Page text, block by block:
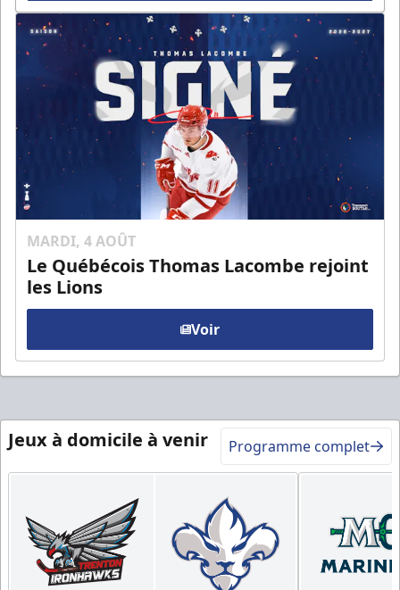
MARDI, 4 AOÛT
Le Québécois Thomas Lacombe rejoint
les Lions
Voir
Jeux à domicile à venir Programme complet